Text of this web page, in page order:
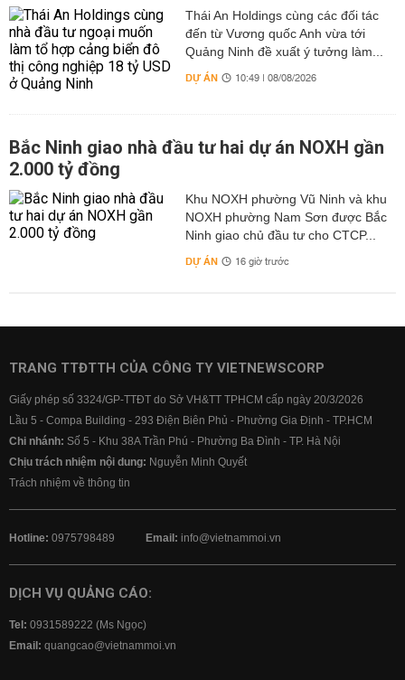
Thái An Holdings cùng các đối tác
đến từ Vương quốc Anh vừa tới
Quảng Ninh đề xuất ý tưởng làm...
DỰ ÁN 10:49 | 08/08/2026
Bắc Ninh giao nhà đầu tư hai dự án NOXH gần
2.000 tỷ đồng
Khu NOXH phường Vũ Ninh và khu
NOXH phường Nam Sơn được Bắc
Ninh giao chủ đầu tư cho CTCP...
DỰ ÁN 16 giờ trước
TRANG TTĐTTH CỦA CÔNG TY VIETNEWSCORP
Giấy phép số 3324/GP-TTĐT do Sở VH&TT TPHCM cấp ngày 20/3/2026
Lầu 5 - Compa Building - 293 Điện Biên Phủ - Phường Gia Định - TP.HCM
Chi nhánh: Số 5 - Khu 38A Trần Phú - Phường Ba Đình - TP. Hà Nội
Chịu trách nhiệm nội dung: Nguyễn Minh Quyết
Trách nhiệm về thông tin
Hotline: 0975798489 Email: info@vietnammoi.vn
DỊCH VỤ QUẢNG CÁO:
Tel: 0931589222 (Ms Ngọc)
Email: quangcao@vietnammoi.vn